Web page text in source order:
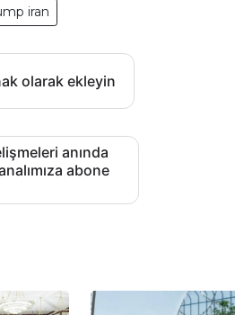
iran
olarak ekleyin
anında
abone